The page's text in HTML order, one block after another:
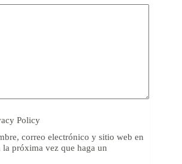
Policy
correo electrónico y sitio web en
la próxima vez que haga un